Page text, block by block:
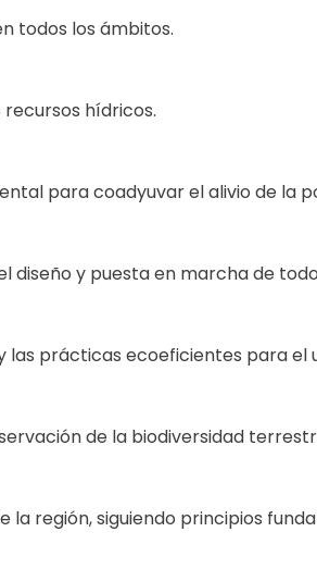
todos los ámbitos.
hídricos.
para coadyuvar el alivio de la
diseño y puesta en marcha de
prácticas ecoeficientes para el
de la biodiversidad
la región, siguiendo principios